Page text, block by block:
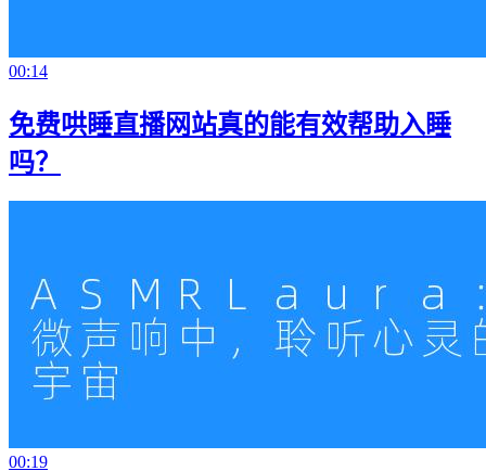
00:14
免费哄睡直播网站真的能有效帮助入睡
吗？
00:19